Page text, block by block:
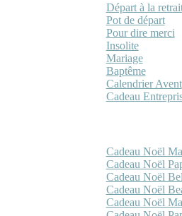
Départ à la
Pot de départ
Pour dire merci
Insolite
Mariage
Baptême
Calendrier Avent
Cadeau
Cadeau Noël
Cadeau Noël
Cadeau Noël
Cadeau Noël
Cadeau Noël